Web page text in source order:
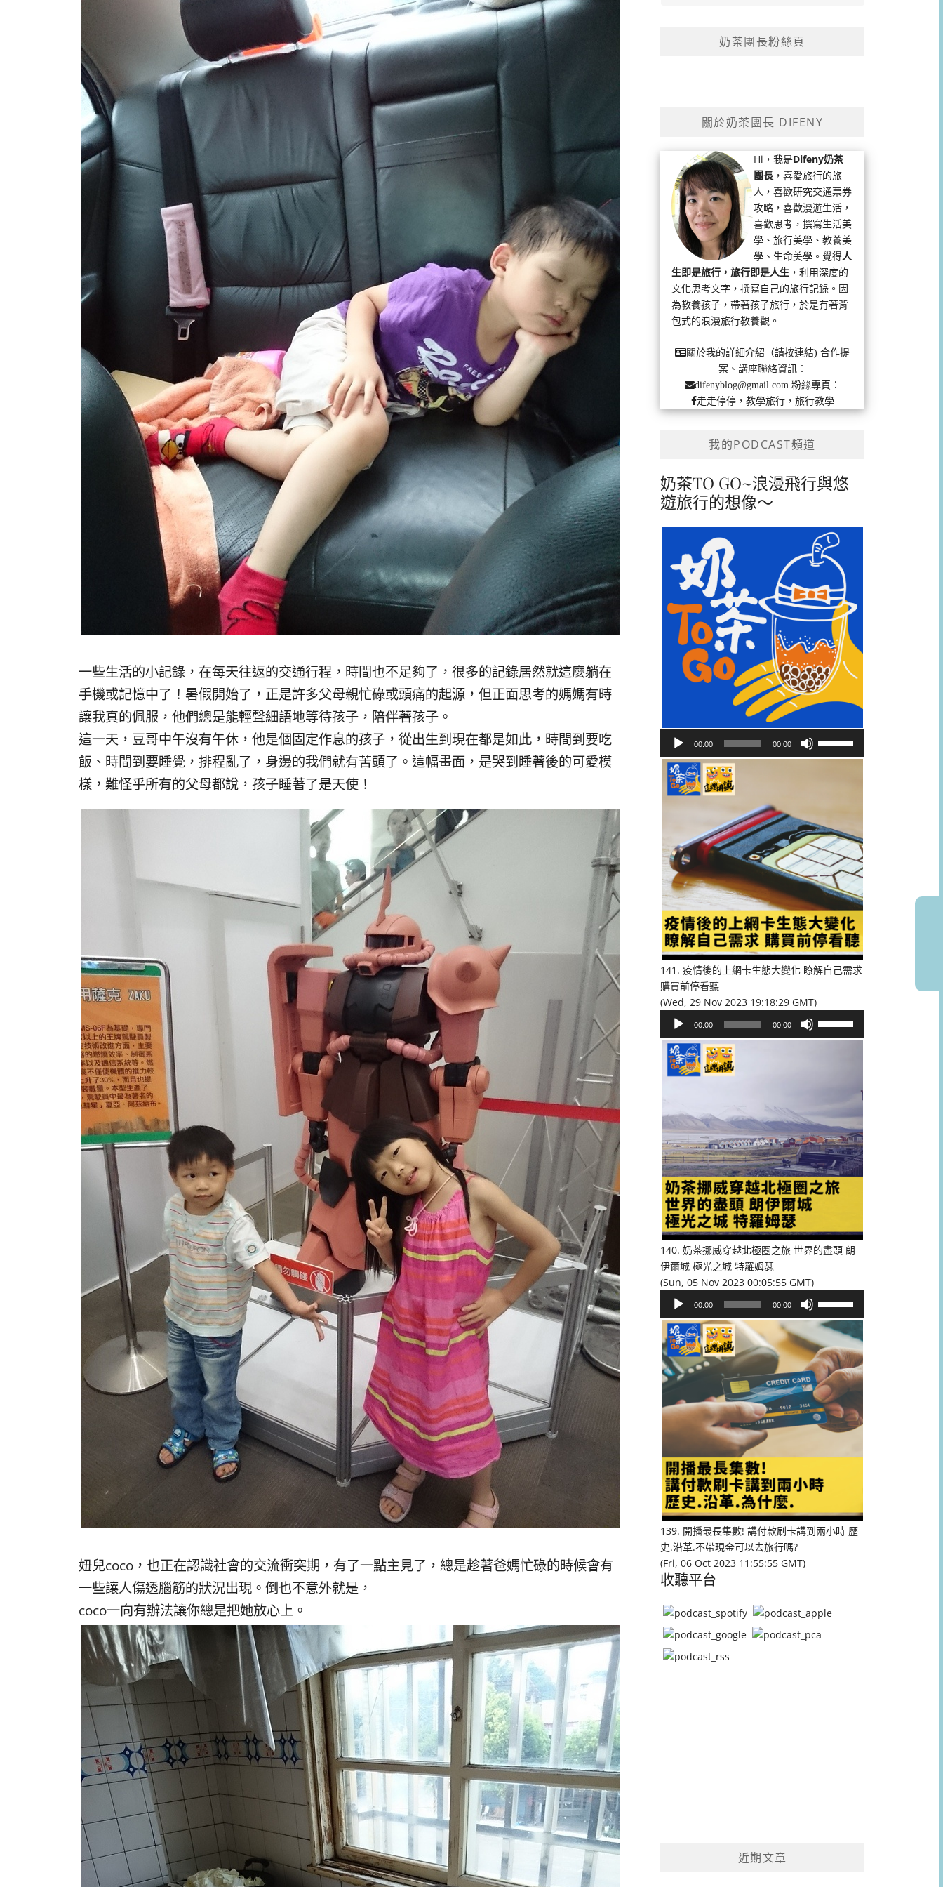
一些生活的小記錄，在每天往返的交通行程，時間也不足夠了，很多的記錄居然就這麼躺在
手機或記憶中了！暑假開始了，正是許多父母親忙碌或頭痛的起源，但正面思考的媽媽有時
讓我真的佩服，他們總是能輕聲細語地等待孩子，陪伴著孩子。
這一天，豆哥中午沒有午休，他是個固定作息的孩子，從出生到現在都是如此，時間到要吃
飯、時間到要睡覺，排程亂了，身邊的我們就有苦頭了。這幅畫面，是哭到睡著後的可愛模
樣，難怪乎所有的父母都說，孩子睡著了是天使！
妞兒coco，也正在認識社會的交流衝突期，有了一點主見了，總是趁著爸媽忙碌的時候會有
一些讓人傷透腦筋的狀況出現。倒也不意外就是，
coco一向有辦法讓你總是把她放心上。
奶茶團長粉絲頁
關於奶茶團長 DIFENY
Hi，我是Difeny奶茶
團長 ，喜愛旅行的旅
人，喜歡研究交通票券
攻略，喜歡漫遊生活，
喜歡思考，撰寫生活美
學、旅行美學、教養美
學、生命美學。覺得人
生即是旅行，旅行即是人生 ，利用深度的
文化思考文字，撰寫自己的旅行記錄。因
為教養孩子，帶著孩子旅行，於是有著背
包式的浪漫旅行教養觀。
關於我的詳細介紹（請按連結) 合作提
案、講座聯絡資訊：
difenyblog@gmail.com粉絲專頁：
走走停停，教學旅行，旅行教學
我的PODCAST頻道
奶茶TO GO~浪漫飛行與悠
遊旅行的想像～
播
放
00:00 00:00
鍵
以
提
高
或
降
低
音
量。
141. 疫情後的上網卡生態大變化 瞭解自己需求
購買前停看聽
(Wed, 29 Nov 2023 19:18:29 GMT)
播
放
00:00 00:00
以
提
高
或
降
量。
140. 奶茶挪威穿越北極圈之旅 世界的盡頭 朗
伊爾城 極光之城 特羅姆瑟
(Sun, 05 Nov 2023 00:05:55 GMT)
播
放
器
00:00 00:00
向
上/
向
下
鍵
以
提
或
降
低
量。
139. 開播最長集數! 講付款刷卡講到兩小時 歷
史.沿革.不帶現金可以去旅行嗎?
(Fri, 06 Oct 2023 11:55:55 GMT)
收聽平台
近期文章